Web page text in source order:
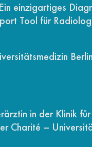
einzigartiges
Tool für
Berlin
in der Klinik für
Charité –